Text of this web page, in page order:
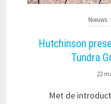
Nieuws
Hutchinson
Tundra
22
Met de